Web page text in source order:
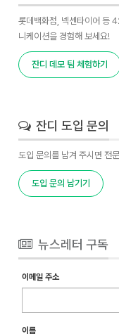
롯데백화점, 넥센타이어 등
니케이션을 경험해 보세요!
잔디 데모 팀 체험하기
잔디 도입 문의
도입 문의를 남겨 주시면 전
도입 문의 남기기
뉴스레터 구독
이메일 주소
이름